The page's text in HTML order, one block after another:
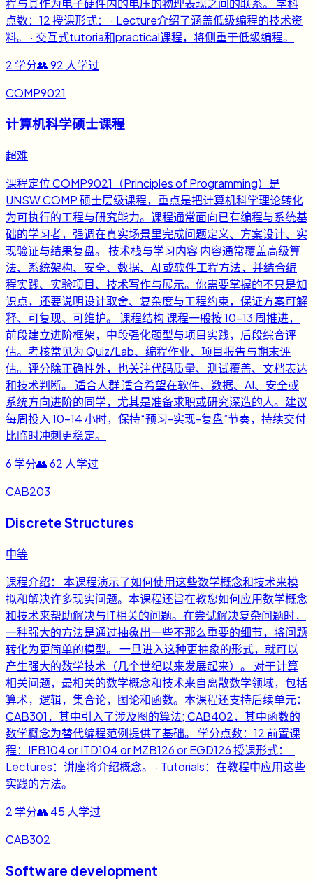
点数：12 授课形式： · Lecture介绍了涵盖低级编程的技术资
料。 · 交互式tutoria和practical课程，将侧重于低级编程。
2 学分👥92 人学过
COMP9021
计算机科学硕士课程
超难
课程定位 COMP9021（Principles of Programming）是
UNSW COMP 硕士层级课程，重点是把计算机科学理论转化
为可执行的工程与研究能力。课程通常面向已有编程与系统基
础的学习者，强调在真实场景里完成问题定义、方案设计、实
现验证与结果复盘。 技术栈与学习内容 内容通常覆盖高级算
法、系统架构、安全、数据、AI 或软件工程方法，并结合编
程实践、实验项目、技术写作与展示。你需要掌握的不只是知
识点，还要说明设计取舍、复杂度与工程约束，保证方案可解
释、可复现、可维护。 课程结构 课程一般按 10-13 周推进，
前段建立进阶框架，中段强化题型与项目实践，后段综合评
估。考核常见为 Quiz/Lab、编程作业、项目报告与期末评
估。评分除正确性外，也关注代码质量、测试覆盖、文档表达
和技术判断。 适合人群 适合希望在软件、数据、AI、安全或
系统方向进阶的同学，尤其是准备求职或研究深造的人。建议
每周投入 10-14 小时，保持“预习-实现-复盘”节奏，持续交付
比临时冲刺更稳定。
6 学分👥62 人学过
CAB203
Discrete Structures
中等
课程介绍： 本课程演示了如何使用这些数学概念和技术来模
拟和解决许多现实问题。本课程还旨在教您如何应用数学概念
和技术来帮助解决与IT相关的问题。在尝试解决复杂问题时，
一种强大的方法是通过抽象出一些不那么重要的细节，将问题
转化为更简单的模型。 一旦进入这种更抽象的形式，就可以
产生强大的数学技术（几个世纪以来发展起来）。 对于计算
相关问题，最相关的数学概念和技术来自离散数学领域，包括
算术，逻辑，集合论，图论和函数。本课程还支持后续单元：
CAB301，其中引入了涉及图的算法; CAB402，其中函数的
数学概念为替代编程范例提供了基础。 学分点数：12 前置课
程：IFB104 or ITD104 or MZB126 or EGD126 授课形式： ·
Lectures：讲座将介绍概念。 · Tutorials：在教程中应用这些
实践的方法。
2 学分👥 45 人学过
CAB302
Software development